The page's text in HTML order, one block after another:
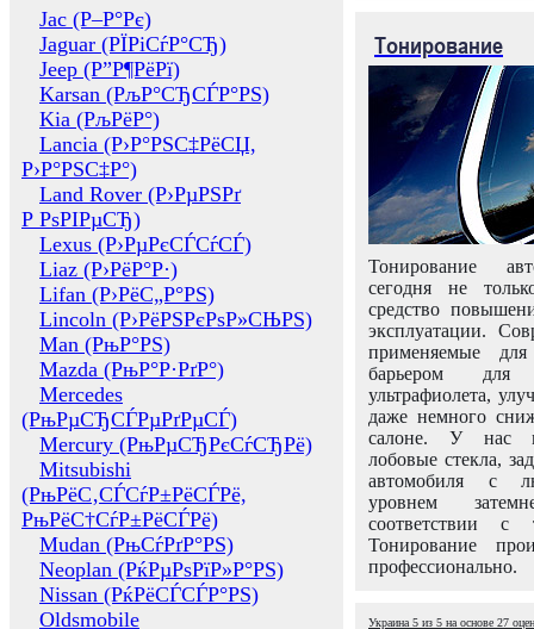
Jac (Р–Р°Рє)
Jaguar (РЇРіСѓР°СЂ)
Jeep (Р”Р¶РёРї)
Karsan (РљР°СЂСЃР°РЅ)
Kia (РљРёР°)
Lancia (Р›Р°РЅС‡РёСЏ,
Р›Р°РЅС‡Р°)
Land Rover (Р›РµРЅРґ
Р РѕРІРµСЂ)
Lexus (Р›РµРєСЃСѓСЃ)
Liaz (Р›РёР°Р·)
Lifan (Р›РёС„Р°РЅ)
Lincoln (Р›РёРЅРєРѕР»СЊРЅ)
Man (РњР°РЅ)
Mazda (РњР°Р·РґР°)
Mercedes
(РњРµСЂСЃРµРґРµСЃ)
Mercury (РњРµСЂРєСѓСЂРё)
Mitsubishi
(РњРёС‚СЃСѓР±РёСЃРё,
РњРёС†СѓР±РёСЃРё)
Mudan (РњСѓРґР°РЅ)
Neoplan (РќРµРѕРїР»Р°РЅ)
Nissan (РќРёСЃСЃР°РЅ)
Oldsmobile
Тонирование
Тонирование
сегодня не
средство
эксплуатации.
применяемые
барьером для
ультрафиолета,
даже немного
салоне. У нас
лобовые стекла,
автомобиля с
уровнем
соответствии с
Тонирование
профессионально.
Украина 5 из 5 на основе 27